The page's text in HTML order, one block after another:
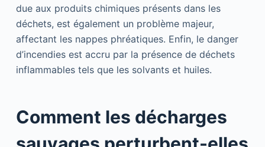
due aux produits chimiques présents dans les
déchets, est également un problème majeur,
affectant les nappes phréatiques. Enfin, le danger
d’incendies est accru par la présence de déchets
inflammables tels que les solvants et huiles.
Comment les décharges